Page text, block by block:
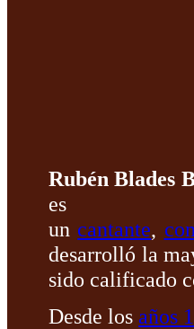
Rubén Blades
es
un cantante,
desarrolló la
sido calificado
Desde los años